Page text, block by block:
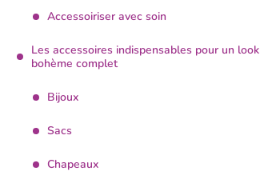
Accessoiriser avec soin
Les accessoires indispensables pour un look
bohème complet
Bijoux
Sacs
Chapeaux